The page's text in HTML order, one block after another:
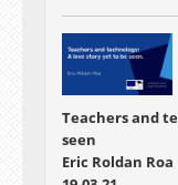
Teachers and
seen
Eric Roldan Roa